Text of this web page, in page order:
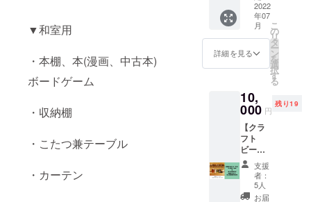
▼和室用
・本棚、本(漫画、中古本)
ボードゲーム
・収納棚
・こたつ兼テーブル
・カーテン
支援
メール
をお見
せくだ
さい。
：6月14
末 ＊場
所 ：
GURUR
ITO店舗
（〒
384-
0613 長
野県南
佐久郡
佐久穂
だ〈り
んごや
SUDA
さん〉
のお酒
セット
でお届
けいた
しま
す。
【内
容】 ・
お礼の
メール
・Le
フェ、
バーど
ちらで
も利用
できる
ドリン
クチ
です！
【内
容】 ・
お礼の
メール
・ドリ
ンクチ
ケット
２４杯
分ご提
2022
年07
月
詳細を見る
こ
の
リ
タ
ー
ン
を
選
択
す
る
10,
000 円
残り19
【クラ
フト
ビール
(7種)テ
イス
ティン
グと、
支援
者：
5人
お届